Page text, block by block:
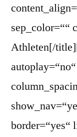
sep_color=““
Athleten[/
border=“yes“